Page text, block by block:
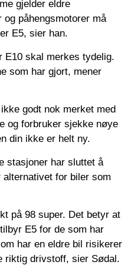
gjelder eldre
og påhengsmotorer må
E5, sier han.
E10 skal merkes tydelig.
som har gjort, mener
godt nok merket med
og forbruker sjekke nøye
din ikke er helt ny.
stasjoner har sluttet å
for biler som
på 98 super. Det betyr at
E5 for de som har
har en eldre bil risikerer
riktig drivstoff, sier Sødal.